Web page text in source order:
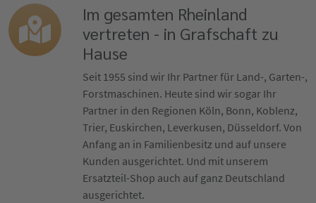
Im gesamten Rheinland
vertreten - in Grafschaft zu
Hause
Seit 1955 sind wir Ihr Partner für Land-, Garten-,
Forstmaschinen. Heute sind wir sogar Ihr
Partner in den Regionen Köln, Bonn, Koblenz,
Trier, Euskirchen, Leverkusen, Düsseldorf. Von
Anfang an in Familienbesitz und auf unsere
Kunden ausgerichtet. Und mit unserem
Ersatzteil-Shop auch auf ganz Deutschland
ausgerichtet.